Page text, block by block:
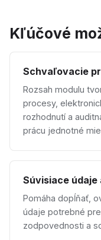
Kľúčové
Schvaľovacie
Rozsah modulu
procesy,
rozhodnutí a
prácu jednotné
Súvisiace údaje
Pomáha dopĺňať,
údaje potrebné
zodpovednosti a